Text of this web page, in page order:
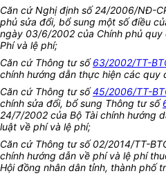
Căn cứ Nghị định số 24/2006/NĐ-
phủ sửa đổi, bổ sung một số điều
ngày 03/6/2002 của Chính phủ quy
Phí và lệ phí;
Căn cứ Thông tư số63/2002/TT-
chính hướng dẫn thực hiện các quy
Căn cứ Thông tư số45/2006/TT-
chính sửa đổi, bổ sung Thông tư số
24/7/2002 của Bộ Tài chính hướng
luật về phí và lệ phí;
Căn cứ Thông tư số02/2014/TT-
chính hướng dẫn về phí và lệ phí
Hội đồng nhân dân tỉnh, thành phố